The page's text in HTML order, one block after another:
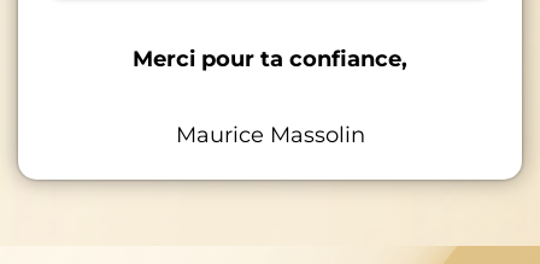
Merci pour ta confiance,
Maurice Massolin